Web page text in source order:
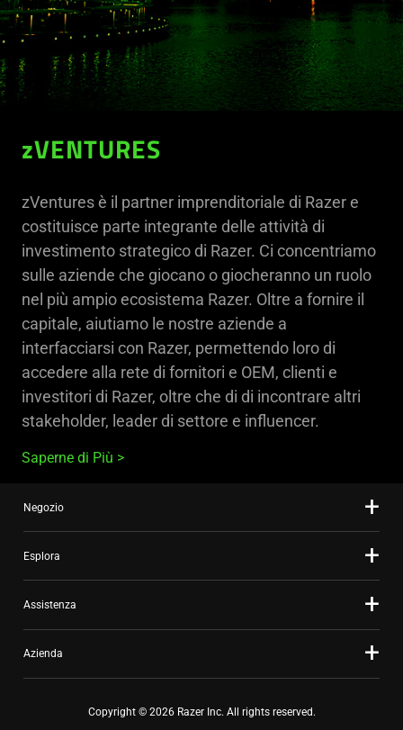
zVENTURES
zVentures è il partner imprenditoriale di Razer e
costituisce parte integrante delle attività di
investimento strategico di Razer. Ci concentriamo
sulle aziende che giocano o giocheranno un ruolo
nel più ampio ecosistema Razer. Oltre a fornire il
capitale, aiutiamo le nostre aziende a
interfacciarsi con Razer, permettendo loro di
accedere alla rete di fornitori e OEM, clienti e
investitori di Razer, oltre che di di incontrare altri
stakeholder, leader di settore e influencer.
Saperne di Più
Negozio
Esplora
Assistenza
Azienda
Copyright © 2026 Razer Inc. All rights reserved.